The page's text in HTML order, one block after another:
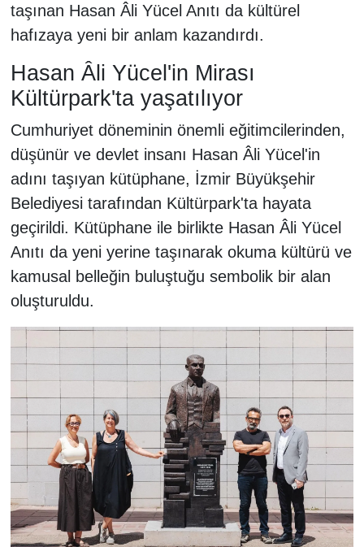
taşınan Hasan Âli Yücel Anıtı da kültürel
hafızaya yeni bir anlam kazandırdı.
Hasan Âli Yücel'in Mirası
Kültürpark'ta yaşatılıyor
Cumhuriyet döneminin önemli eğitimcilerinden,
düşünür ve devlet insanı Hasan Âli Yücel'in
adını taşıyan kütüphane, İzmir Büyükşehir
Belediyesi tarafından Kültürpark'ta hayata
geçirildi. Kütüphane ile birlikte Hasan Âli Yücel
Anıtı da yeni yerine taşınarak okuma kültürü ve
kamusal belleğin buluştuğu sembolik bir alan
oluşturuldu.